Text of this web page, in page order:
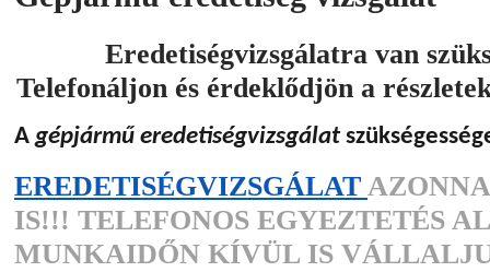
Eredetiségvizsgálatra van
Telefonáljon és érdeklődjön a
Agépjármű eredetiségvizsgálat
EREDETISÉGVIZSGÁLAT
IS!!! TELEFONOS EGYEZTETÉS
MUNKAIDŐN KÍVÜL IS